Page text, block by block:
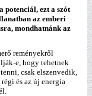
potenciál, ezt a szót
az emberi
mondhatnánk az
reményekről
e, hogy tehetnek
csak elszenvedik,
és az új energia